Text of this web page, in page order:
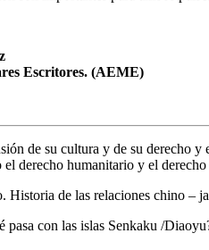
Escritores. (AEME)
de su cultura y de su derecho y
derecho humanitario y el
de las relaciones chino –
con las islas Senkaku /